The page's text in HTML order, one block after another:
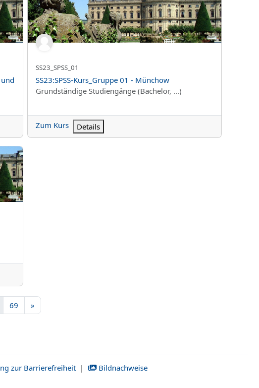
Kurzer Kursname
SS23_SPSS_01
Kursname
SS23:SPSS-Kurs_Gruppe 01 - Münchow
Kursbereich
Grundständige Studiengänge (Bachelor, ...)
Zum Kurs Details
69Seite 69
»Nächste Seite
zur Barrierefreiheit | Bildnachweise